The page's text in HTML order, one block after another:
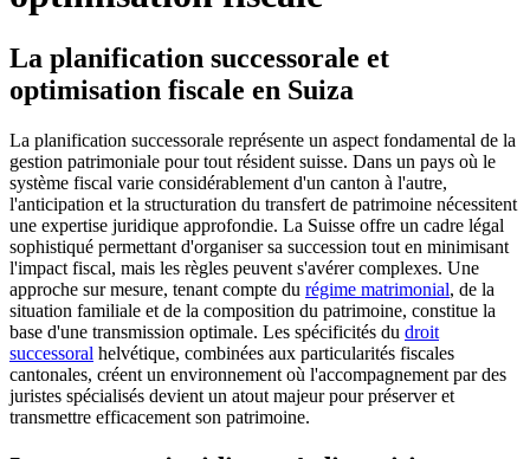
La planification successorale et
optimisation fiscale en Suiza
La planification successorale représente un aspect fondamental de la
gestion patrimoniale pour tout résident suisse. Dans un pays où le
système fiscal varie considérablement d'un canton à l'autre,
l'anticipation et la structuration du transfert de patrimoine nécessitent
une expertise juridique approfondie. La Suisse offre un cadre légal
sophistiqué permettant d'organiser sa succession tout en minimisant
l'impact fiscal, mais les règles peuvent s'avérer complexes. Une
approche sur mesure, tenant compte du régime matrimonial, de la
situation familiale et de la composition du patrimoine, constitue la
base d'une transmission optimale. Les spécificités du droit
successoral helvétique, combinées aux particularités fiscales
cantonales, créent un environnement où l'accompagnement par des
juristes spécialisés devient un atout majeur pour préserver et
transmettre efficacement son patrimoine.